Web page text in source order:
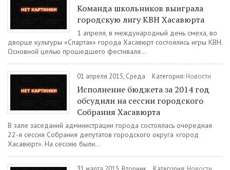
Команда школьников выиграла
городскую лигу КВН Хасавюрта
1 апреля, в международный день смеха, во
дворце культуры «Спартак» города Хасавюрт состоялись игры КВН.
Основной целью прошедшего фестиваля...
01 апреля 2015, Среда Категория: Новости
Исполнение бюджета за 2014 год
обсудили на сессии городского
Собрания Хасавюрта
В зале заседаний администрации города состоялась очередная
22-я сессия Собрания депутатов городского округа «город
Хасавюрт». На сессию были...